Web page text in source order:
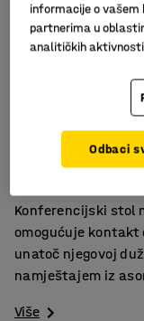
Izdržljiv laminat
U nekoliko dužina
Odgovara
Konferencijski stol
omogućuje kontakt
unatoč njegovoj
namještajem iz
Više
informacije o vašem
partnerima u
analitičkih
Odbaci